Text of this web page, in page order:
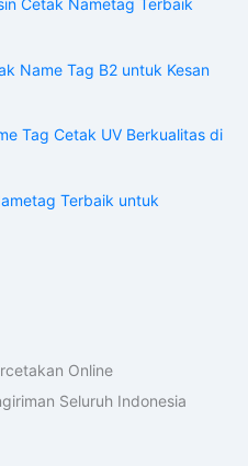
Cetak Nametag Terbaik
Name Tag B2 untuk Kesan
Tag Cetak UV Berkualitas di
Terbaik untuk
Online
Seluruh Indonesia